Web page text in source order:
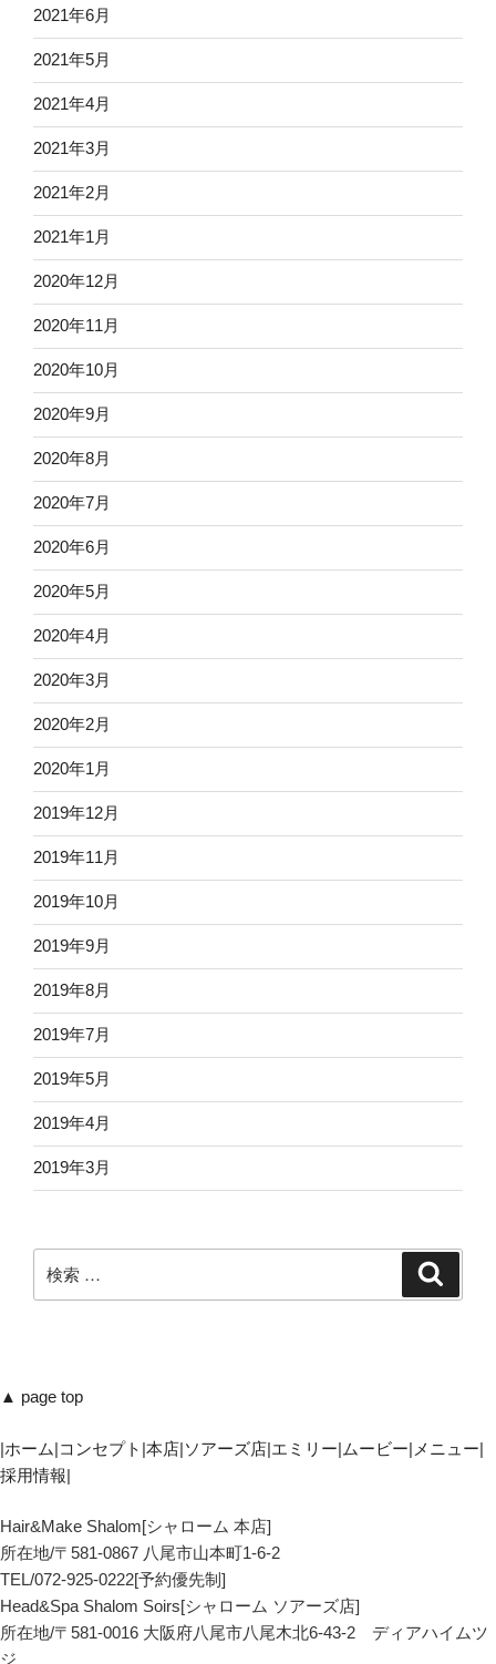
2021年6月
2021年5月
2021年4月
2021年3月
2021年2月
2021年1月
2020年12月
2020年11月
2020年10月
2020年9月
2020年8月
2020年7月
2020年6月
2020年5月
2020年4月
2020年3月
2020年2月
2020年1月
2019年12月
2019年11月
2019年10月
2019年9月
2019年8月
2019年7月
2019年5月
2019年4月
2019年3月
索:
▲ page top
|ホーム|コンセプト |本店|ソアーズ店|エミリー| ムービー| メニュー|
採用情報|
Hair&Make Shalom[シャローム 本店]
所在地/〒581-0867 八尾市山本町1-6-2
TEL/072-925-0222[予約優先制]
Head&Spa Shalom Soirs[シャローム ソアーズ店]
所在地/〒581-0016 大阪府八尾市八尾木北6-43-2 ディアハイムツ
ジ